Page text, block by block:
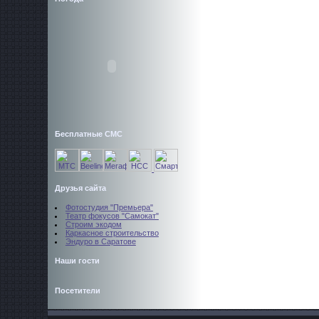
Бесплатные СМС
Друзья сайта
Фотостудия "Премьера"
Театр фокусов "Самокат"
Строим экодом
Каркасное строительство
Эндуро в Саратове
Наши гости
Посетители